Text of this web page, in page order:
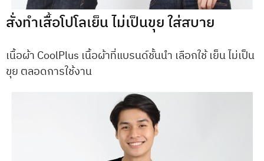
สั่งทำเสื้อโปโลเย็น ไม่เป็นขุย ใส่สบาย
เนื้อผ้า CoolPlus เนื้อผ้าที่แบรนด์ชั้นนำ เลือกใช้ เย็น ไม่เป็น
ขุย ตลอดการใช้งาน